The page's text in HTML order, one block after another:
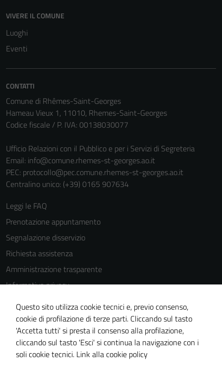
VIVERE IL COMUNE
Luoghi
Eventi
CONTATTI
Comune di Rhêmes-Saint-Georges
Hameau Vieux 1, 11010, Rhemes-Saint-Georges
Codice fiscale / P. IVA: 00138030077
Ufficio Relazioni con il Pubblico e per i Servizi di Segreteria
Email: info@comune.rhemes-st-georges.ao.it
PEC: protocollo@pec.comune.rhemes-st-georges.ao.it
Centralino unico: (+39) 0165 907634
Leggi le FAQ
Prenotazione appuntamento
Segnalazione disservizio
Richiesta assistenza
Amministrazione trasparente
Informativa privacy
Cookie Policy
Note legali
Dichiarazione di accessibilità
Piano di miglioramento del sito
Questo sito utilizza cookie tecnici e, previo consenso,
cookie di profilazione di terze parti. Cliccando sul tasto
'Accetta tutti' si presta il consenso alla profilazione,
cliccando sul tasto 'Esci' si continua la navigazione con i
soli cookie tecnici. Link alla cookie policy